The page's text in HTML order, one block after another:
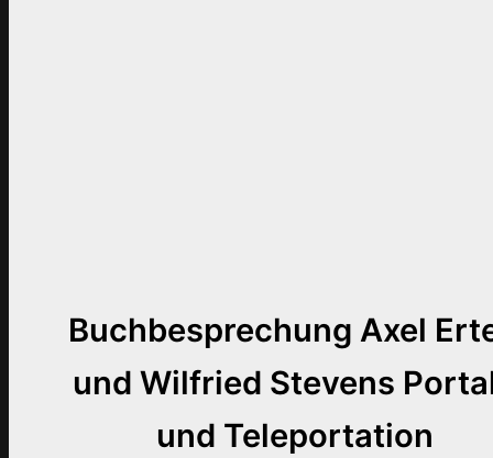
Buchbesprechung Axel
und Wilfried Stevens
und Teleportation